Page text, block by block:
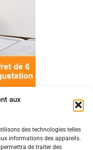
aux
des technologies telles
informations des appareils.
de traiter des
droits réservés